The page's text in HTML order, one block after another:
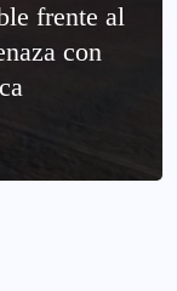
frente al
con